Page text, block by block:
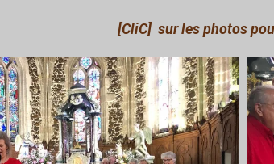
[CliC] sur les photos